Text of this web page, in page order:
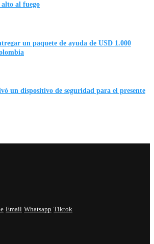
alto al fuego
un paquete de ayuda de USD 1.000
un dispositivo de seguridad para el presente
Email Whatsapp Tiktok